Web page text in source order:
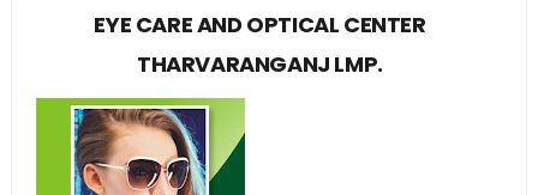
EYE CARE AND OPTICAL CENTER
THARVARANGANJ LMP.